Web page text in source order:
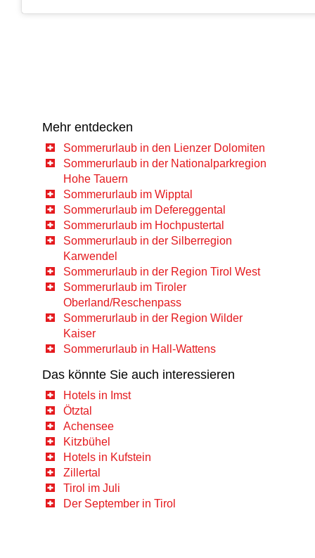
Mehr entdecken
Sommerurlaub in den Lienzer Dolomiten
Sommerurlaub in der Nationalparkregion
Hohe Tauern
Sommerurlaub im Wipptal
Sommerurlaub im Defereggental
Sommerurlaub im Hochpustertal
Sommerurlaub in der Silberregion
Karwendel
Sommerurlaub in der Region Tirol West
Sommerurlaub im Tiroler
Oberland/Reschenpass
Sommerurlaub in der Region Wilder
Kaiser
Sommerurlaub in Hall-Wattens
Das könnte Sie auch interessieren
Hotels in Imst
Ötztal
Achensee
Kitzbühel
Hotels in Kufstein
Zillertal
Tirol im Juli
Der September in Tirol